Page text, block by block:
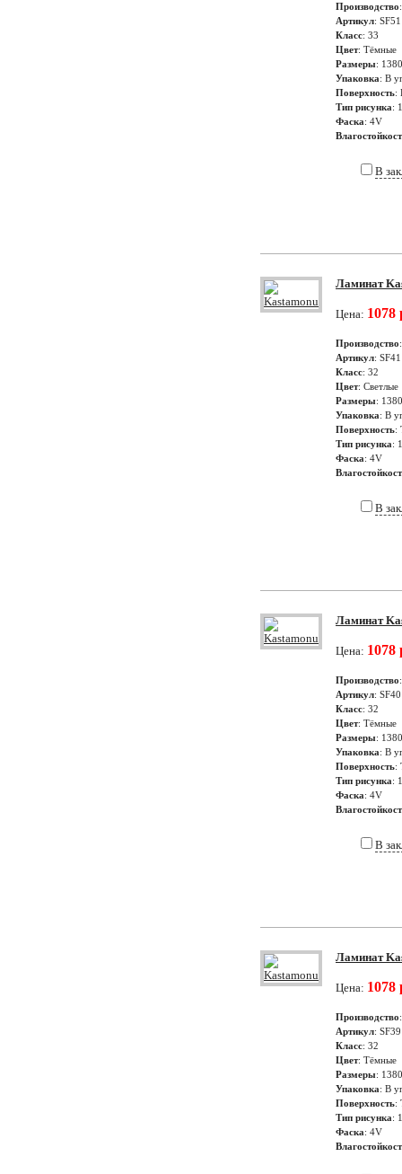
Производство
Артикул: SF51
Класс: 33
Цвет: Тёмные
Размеры:
Упаковка: В
Поверхность:
Тип рисунка:
Фаска: 4V
В
Ламинат
Цена: 1078
Производство
Артикул: SF41
Класс: 32
Цвет: Светлые
Размеры:
Упаковка: В
Поверхность:
Тип рисунка:
Фаска: 4V
В
Ламинат
Цена: 1078
Производство
Артикул: SF40
Класс: 32
Цвет: Тёмные
Размеры:
Упаковка: В
Поверхность:
Тип рисунка:
Фаска: 4V
В
Ламинат
Цена: 1078
Производство
Артикул: SF39
Класс: 32
Цвет: Тёмные
Размеры:
Упаковка: В
Поверхность:
Тип рисунка:
Фаска: 4V